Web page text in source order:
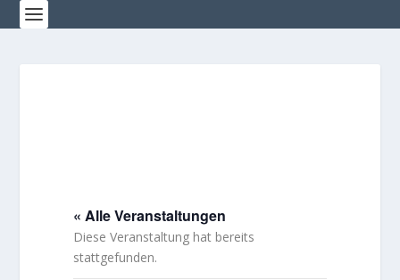
« Alle Veranstaltungen
Diese Veranstaltung hat bereits
stattgefunden.